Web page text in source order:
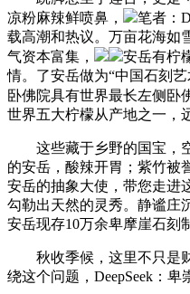
凉粉麻辣鲜喷鼻，
笔者：
载高潮和热议。万亩花海如
气资本富集，
安岳有柠
情。了安岳做为“中国石刻
卧佛院具有世界最长左侧卧
世界五大柠檬从产地之一，
这些藏于乡野的国宝，空
的安岳，酸辣开胃；紫竹被
安岳的抽象大使，带您走进
勾勒出天然的灵秀。静谧庄
安岳现存10万余卑摩崖石刻
秋收季候，这里不只是财
绕这个问题，DeepSeek：卑